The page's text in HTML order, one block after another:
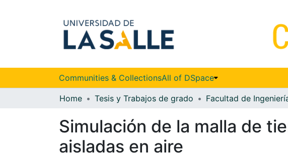
Communities & CollectionsAll of DSpace
Home Tesis y Trabajos de grado Facultad de
Simulación de la malla de
aisladas en aire